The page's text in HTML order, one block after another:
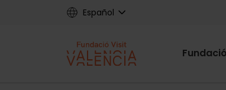
Español
Main
Fundació